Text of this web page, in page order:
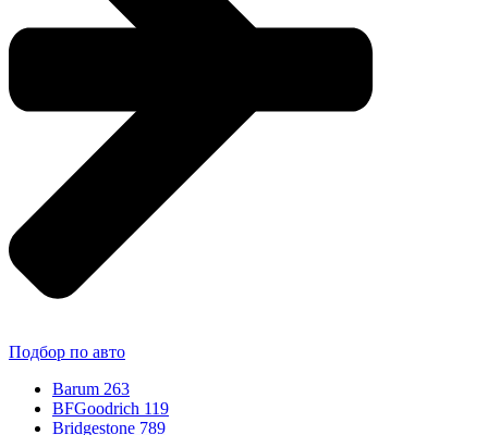
Подбор по авто
Barum 263
BFGoodrich 119
Bridgestone 789